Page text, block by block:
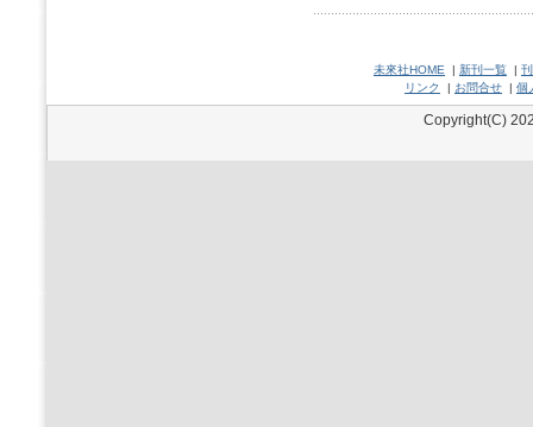
未來社HOME | 新刊一覧 |
リンク
| お問合せ | 個
Copyright(C)